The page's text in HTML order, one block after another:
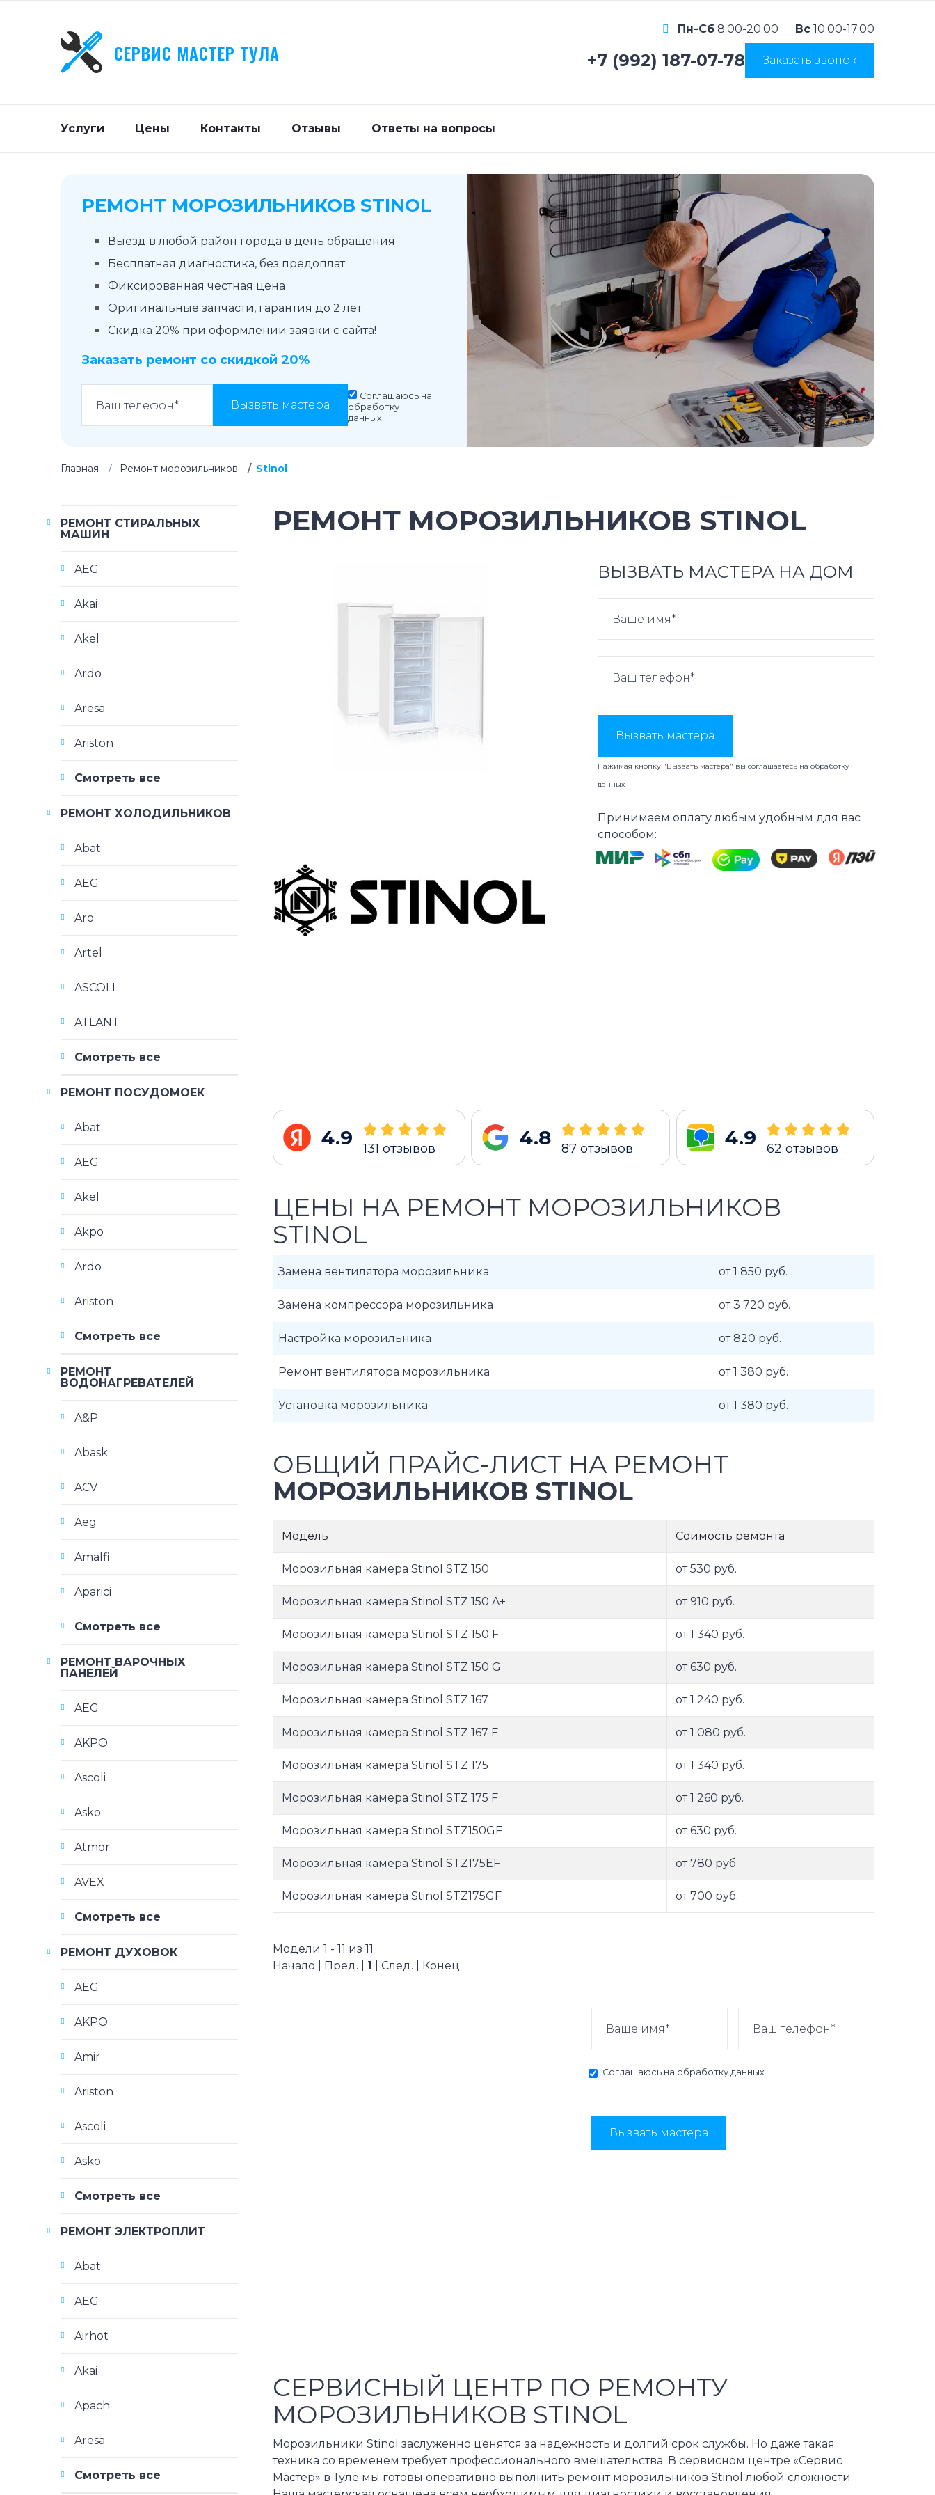
СЕРВИС МАСТЕР ТУЛА
Пн-Сб 8:00-20:00 Вс 10:00-17.00
+7 (992) 187-07-78 Заказать звонок
Услуги Цены Контакты Отзывы Ответы на вопросы
РЕМОНТ МОРОЗИЛЬНИКОВ STINOL
Выезд в любой район города в день обращения
Бесплатная диагностика, без предоплат
Фиксированная честная цена
Оригинальные запчасти, гарантия до 2 лет
Скидка 20% при оформлении заявки с сайта!
Заказать ремонт со скидкой 20%
Вызвать мастера
Соглашаюсь на
обработку
данных
Главная Ремонт морозильников Stinol
РЕМОНТ МОРОЗИЛЬНИКОВ STINOL
ВЫЗВАТЬ МАСТЕРА НА ДОМ
Вызвать мастера
Нажимая кнопку "Вызвать мастера" вы соглашаетесь наобработку
данных
Принимаем оплату любым удобным для вас
способом:
4.9 131 отзывов 4.8 87 отзывов 4.9 62 отзывов
ЦЕНЫ НА РЕМОНТ МОРОЗИЛЬНИКОВ
STINOL
Замена вентилятора морозильника от 1 850 руб.
Замена компрессора морозильника от 3 720 руб.
Настройка морозильника от 820 руб.
Ремонт вентилятора морозильника от 1 380 руб.
Установка морозильника от 1 380 руб.
ОБЩИЙ ПРАЙС-ЛИСТ НА РЕМОНТ
МОРОЗИЛЬНИКОВ STINOL
Модель Соимость ремонта
Морозильная камера Stinol STZ 150 от 530 руб.
Морозильная камера Stinol STZ 150 A+ от 910 руб.
Морозильная камера Stinol STZ 150 F от 1 340 руб.
Морозильная камера Stinol STZ 150 G от 630 руб.
Морозильная камера Stinol STZ 167 от 1 240 руб.
Морозильная камера Stinol STZ 167 F от 1 080 руб.
Морозильная камера Stinol STZ 175 от 1 340 руб.
Морозильная камера Stinol STZ 175 F от 1 260 руб.
Морозильная камера Stinol STZ150GF от 630 руб.
Морозильная камера Stinol STZ175EF от 780 руб.
Морозильная камера Stinol STZ175GF от 700 руб.
Модели 1 - 11 из 11
Начало | Пред. | 1 | След. | Конец
Соглашаюсь на обработку данных
Вызвать мастера
СЕРВИСНЫЙ ЦЕНТР ПО РЕМОНТУ
МОРОЗИЛЬНИКОВ STINOL
Морозильники Stinol заслуженно ценятся за надежность и долгий срок службы. Но даже такая
техника со временем требует профессионального вмешательства. В сервисном центре «Сервис
Мастер» в Туле мы готовы оперативно выполнить ремонт морозильников Stinol любой сложности.
РЕМОНТ СТИРАЛЬНЫХ
МАШИН
AEG
Akai
Akel
Ardo
Aresa
Ariston
Смотреть все
РЕМОНТ ХОЛОДИЛЬНИКОВ
Abat
AEG
Aro
Artel
ASCOLI
ATLANT
Смотреть все
РЕМОНТ ПОСУДОМОЕК
Abat
AEG
Akel
Akpo
Ardo
Ariston
Смотреть все
РЕМОНТ
ВОДОНАГРЕВАТЕЛЕЙ
A&P
Abask
ACV
Aeg
Amalfi
Aparici
Смотреть все
РЕМОНТ ВАРОЧНЫХ
ПАНЕЛЕЙ
AEG
AKPO
Ascoli
Asko
Atmor
AVEX
Смотреть все
РЕМОНТ ДУХОВОК
AEG
AKPO
Amir
Ariston
Ascoli
Asko
Смотреть все
РЕМОНТ ЭЛЕКТРОПЛИТ
Abat
AEG
Airhot
Akai
Apach
Aresa
Смотреть все